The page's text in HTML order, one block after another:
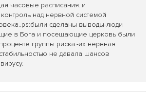
часовые расписания..и
над нервной системой
сделаны выводы-люди
в Бога и посещающие церковь были
группы риска.-их нервная
не давала шансов